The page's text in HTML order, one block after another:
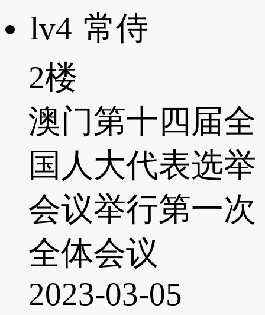
lv4 常侍
2楼
澳门第十四届全
国人大代表选举
会议举行第一次
全体会议
2023-03-05